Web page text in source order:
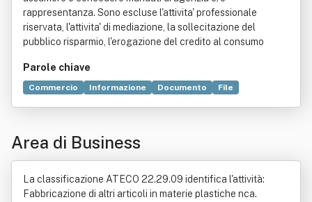
rappresentanza. Sono escluse l'attivita' professionale
riservata, l'attivita' di mediazione, la sollecitazione del
pubblico risparmio, l'erogazione del credito al consumo
Parole chiave
Commercio Informazione Documento
File
Contratto di agenzia
Consulenza
Area di Business
La classificazione ATECO 22.29.09 identifica l'attività:
Fabbricazione di altri articoli in materie plastiche nca.